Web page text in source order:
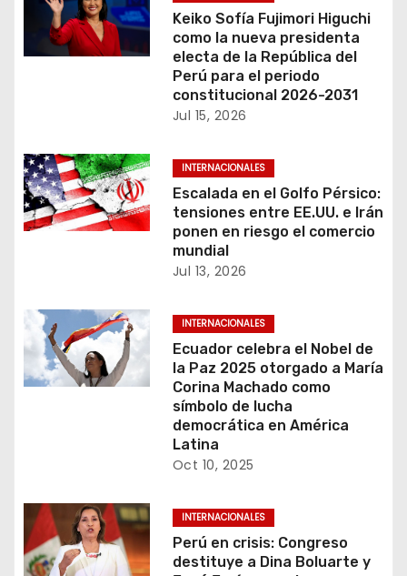
ó
e
e
r
a
d
Keiko Sofía Fujimori Higuchi
como la nueva presidenta
electa de la República del
Perú para el periodo
constitucional 2026-2031
Jul 15, 2026
INTERNACIONALES
Escalada en el Golfo Pérsico:
tensiones entre EE.UU. e Irán
ponen en riesgo el comercio
mundial
Jul 13, 2026
INTERNACIONALES
Ecuador celebra el Nobel de
la Paz 2025 otorgado a María
Corina Machado como
símbolo de lucha
democrática en América
Latina
Oct 10, 2025
INTERNACIONALES
Perú en crisis: Congreso
destituye a Dina Boluarte y